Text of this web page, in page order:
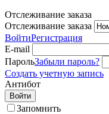
Отслеживание заказа
Отслеживание заказа
ВойтиРегистрация
E-mail
ПарольЗабыли пароль?
Создать учетную запись
Антибот
Войти
Запомнить